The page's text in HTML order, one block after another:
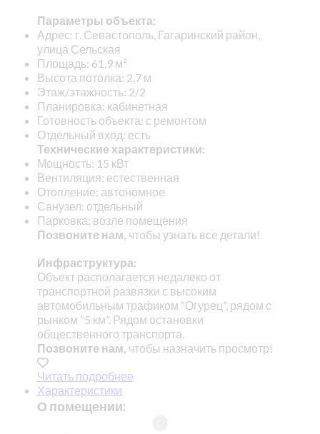
Параметры объекта:
Адрес: г. Севастополь, Гагаринский район,
улица Сельская
Площадь: 61,9 м²
Высота потолка: 2,7 м
Этаж/этажность: 2/2
Планировка: кабинетная
Готовность объекта: с ремонтом
Отдельный вход: есть
Технические характеристики:
Мощность: 15 кВт
Вентиляция: естественная
Отопление: автономное
Санузел: отдельный
Парковка: возле помещения
Позвоните нам, чтобы узнать все детали!
Инфраструктура:
Объект располагается недалеко от
транспортной развязки с высоким
автомобильным трафиком “Огурец”, рядом с
рынком “5 км”. Рядом остановки
общественного транспорта.
Позвоните нам, чтобы назначить просмотр!
Читать подробнее
Характеристики
О помещении: